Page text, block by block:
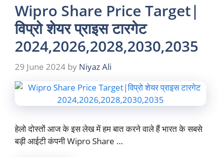
Wipro Share Price Target|
विप्रो शेयर प्राइस टारगेट
2024,2026,2028,2030,2035
29 June 2024 by Niyaz Ali
हेलो दोस्तों आज के इस लेख में हम बात करने वाले हैं भारत के सबसे
बड़ी आईटी कंपनी Wipro Share …